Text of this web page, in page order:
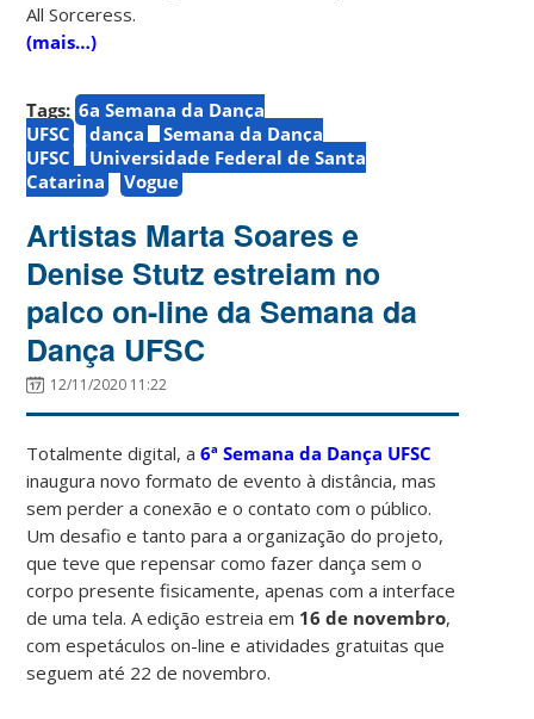
All Sorceress.
(mais…)
Tags: 6a Semana da Dança
UFSC
dança
Semana da Dança
UFSC
Universidade Federal de Santa
Catarina
Vogue
Artistas Marta Soares e
Denise Stutz estreiam no
palco on-line da Semana da
Dança UFSC
12/11/2020 11:22
Totalmente digital, a6ª Semana da Dança UFSC
inaugura novo formato de evento à distância, mas
sem perder a conexão e o contato com o público.
Um desafio e tanto para a organização do projeto,
que teve que repensar como fazer dança sem o
corpo presente fisicamente, apenas com a interface
de uma tela. A edição estreia em 16 de novembro,
com espetáculos on-line e atividades gratuitas que
seguem até 22 de novembro.